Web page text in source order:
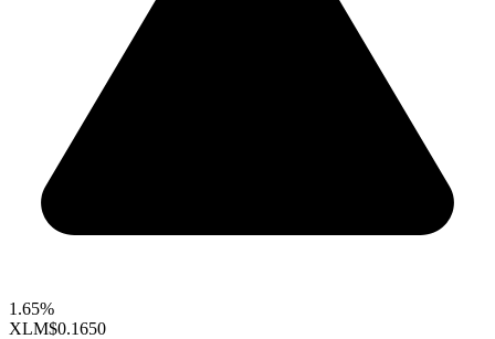
1.65%
XLM$0.1650